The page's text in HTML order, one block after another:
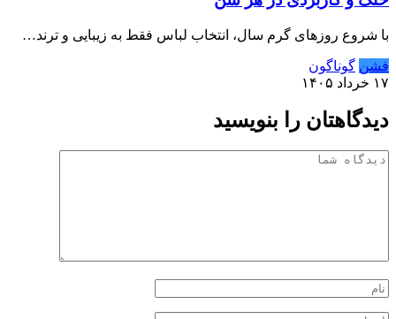
با شروع روزهای گرم سال، انتخاب لباس فقط به زیبایی و ترند…
فشن گوناگون
۱۷ خرداد ۱۴۰۵
دیدگاهتان را بنویسید